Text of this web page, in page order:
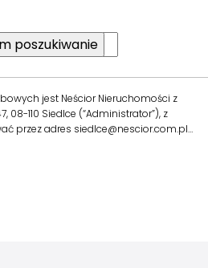
jest Neścior Nieruchomości z
08-110 Siedlce (“Administrator”), z
przez adres siedlce@nescior.com.pl…